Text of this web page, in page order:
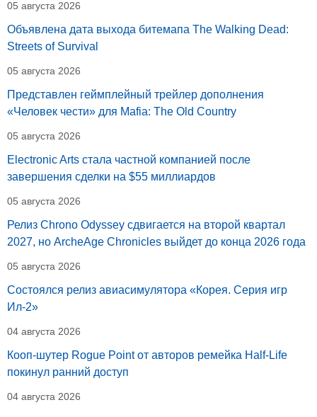
05 августа 2026
Объявлена дата выхода битемапа The Walking Dead:
Streets of Survival
05 августа 2026
Представлен геймплейный трейлер дополнения
«Человек чести» для Mafia: The Old Country
05 августа 2026
Electronic Arts стала частной компанией после
завершения сделки на $55 миллиардов
05 августа 2026
Релиз Chrono Odyssey сдвигается на второй квартал
2027, но ArcheAge Chronicles выйдет до конца 2026 года
05 августа 2026
Состоялся релиз авиасимулятора «Корея. Серия игр
Ил-2»
04 августа 2026
Кооп-шутер Rogue Point от авторов ремейка Half-Life
покинул ранний доступ
04 августа 2026